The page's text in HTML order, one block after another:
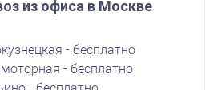
из офиса в Москве
- бесплатно
- бесплатно